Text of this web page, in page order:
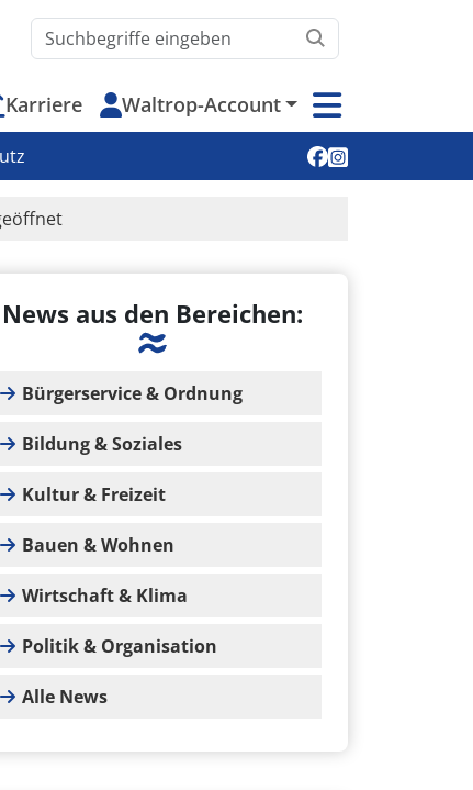
Waltrop.de durchsuchen
Karriere Waltrop-Account
Soziale Medien
News aus den Bereichen:
Bürgerservice & Ordnung
Bildung & Soziales
Kultur & Freizeit
Bauen & Wohnen
Wirtschaft & Klima
Politik & Organisation
Alle News